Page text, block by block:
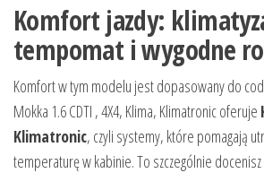
Komfort jazdy:
tempomat i wygodne
Komfort w tym modelu jest dopasowany do
Mokka 1.6 CDTI , 4X4, Klima, Klimatronic oferuje
Klimatronic, czyli systemy, które pomagają
temperaturę w kabinie. To szczególnie